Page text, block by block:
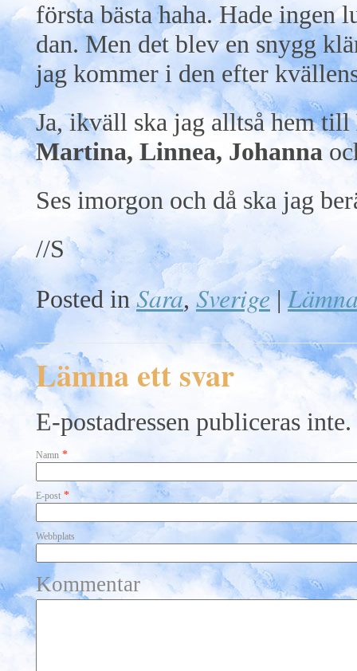
första bästa haha. Hade ingen
dan. Men det blev en snygg
jag kommer i den efter
Ja, ikväll ska jag alltså hem till
Martina, Linnea, Johanna
Ses imorgon och då ska jag
//S
Posted in Sara,Sverige |
Lämna ett svar
E-postadressen publiceras
Namn *
E-post *
Webbplats
Kommentar